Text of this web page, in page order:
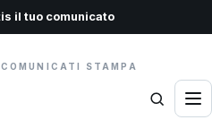
il tuo comunicato
STAMPA